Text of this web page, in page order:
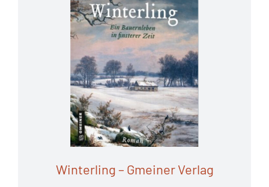
Winterling – Gmeiner Verlag